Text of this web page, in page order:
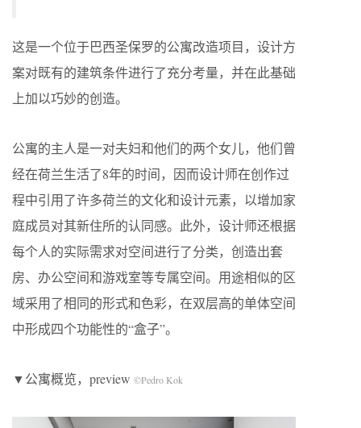
这是一个位于巴西圣保罗的公寓改造项目，设计方
案对既有的建筑条件进行了充分考量，并在此基础
上加以巧妙的创造。
公寓的主人是一对夫妇和他们的两个女儿，他们曾
经在荷兰生活了8年的时间，因而设计师在创作过
程中引用了许多荷兰的文化和设计元素，以增加家
庭成员对其新住所的认同感。此外，设计师还根据
每个人的实际需求对空间进行了分类，创造出套
房、办公空间和游戏室等专属空间。用途相似的区
域采用了相同的形式和色彩，在双层高的单体空间
中形成四个功能性的“盒子”。
▼公寓概览，preview ©Pedro Kok